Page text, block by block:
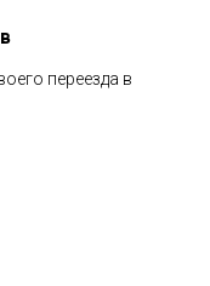
переезда в